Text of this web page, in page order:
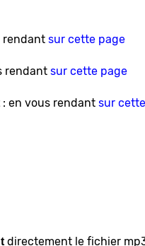
rendant sur cette page
rendant sur cette page
: en vous rendant sur
directement le fichier